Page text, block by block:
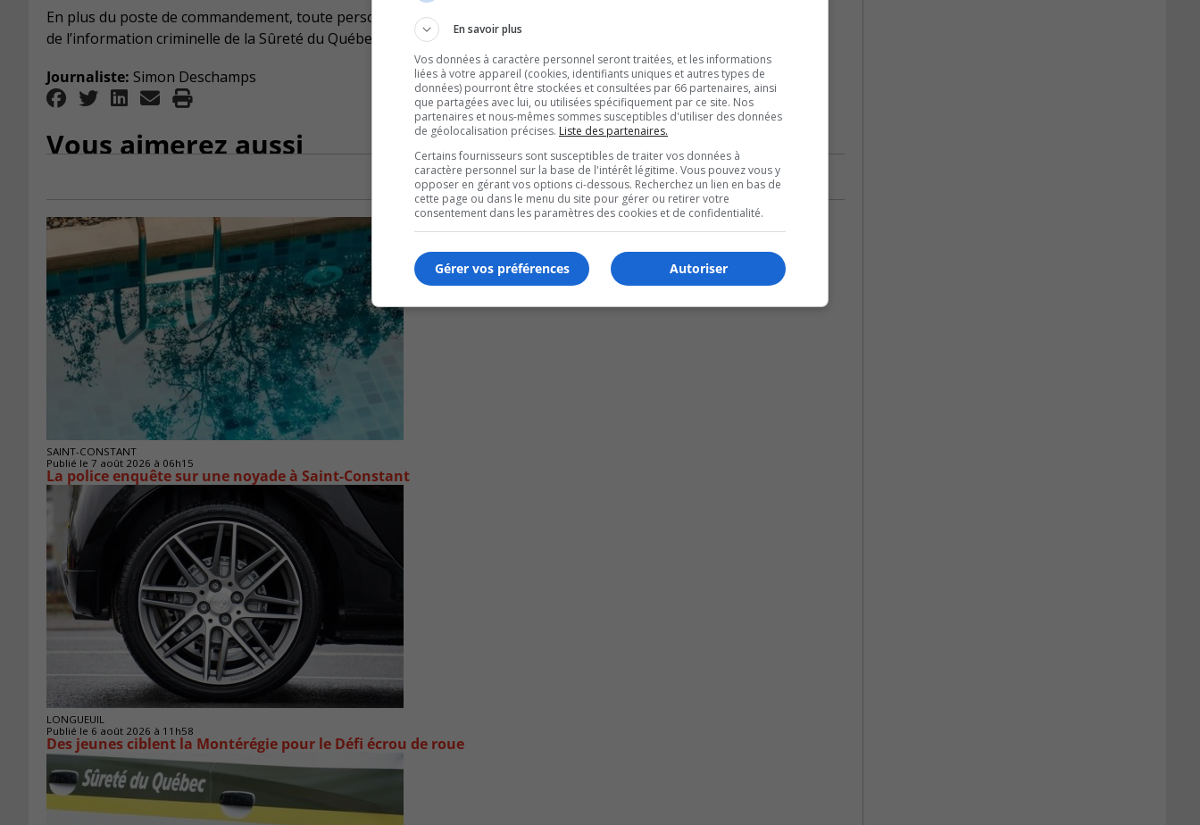
En plus du poste de commandement, toute personne qui aurait été témoin de l’événement peut contacter la Centrale
de l’information criminelle de la Sûreté du Québec au 1-800-659-4264.
Journaliste: Simon Deschamps
Vous aimerez aussi
SAINT-CONSTANT
Publié le 7 août 2026 à 06h15
La police enquête sur une noyade à Saint-Constant
LONGUEUIL
Publié le 6 août 2026 à 11h58
Des jeunes ciblent la Montérégie pour le Défi écrou de roue
En savoir plus
Vos données à caractère personnel seront traitées, et les informations
liées à votre appareil (cookies, identifiants uniques et autres types de
données) pourront être stockées et consultées par 66 partenaires, ainsi
que partagées avec lui, ou utilisées spécifiquement par ce site. Nos
partenaires et nous-mêmes sommes susceptibles d'utiliser des données
de géolocalisation précises. Liste des partenaires.
Certains fournisseurs sont susceptibles de traiter vos données à
caractère personnel sur la base de l'intérêt légitime. Vous pouvez vous y
opposer en gérant vos options ci-dessous. Recherchez un lien en bas de
cette page ou dans le menu du site pour gérer ou retirer votre
consentement dans les paramètres des cookies et de confidentialité.
Autoriser
Gérer vos préférences